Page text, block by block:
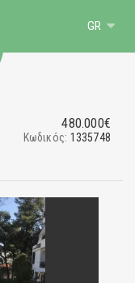
GR
480.000€
Κωδικός: 1335748